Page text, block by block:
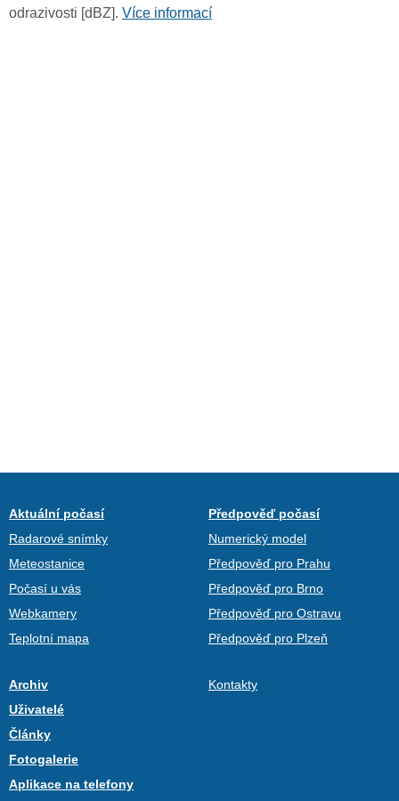
odrazivosti [dBZ]. Více informací
Aktuální počasí
Radarové snímky
Meteostanice
Počasí u vás
Webkamery
Teplotní mapa
Předpověď počasí
Numerický model
Předpověď pro Prahu
Předpověď pro Brno
Předpověď pro Ostravu
Předpověď pro Plzeň
Archiv
Uživatelé
Články
Fotogalerie
Aplikace na telefony
Kontakty